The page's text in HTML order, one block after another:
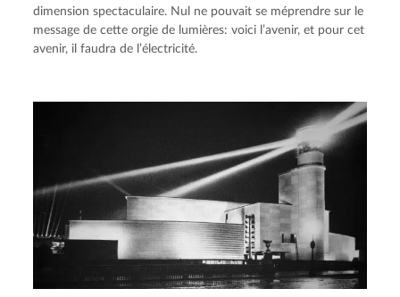
dimension spectaculaire. Nul ne pouvait se méprendre sur le
message de cette orgie de lumières: voici l’avenir, et pour cet
avenir, il faudra de l’électricité.